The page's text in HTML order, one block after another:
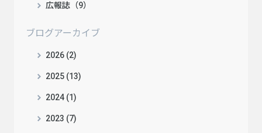
広報誌（9）
ブログアーカイブ
2026 (2)
2025 (13)
2024 (1)
2023 (7)